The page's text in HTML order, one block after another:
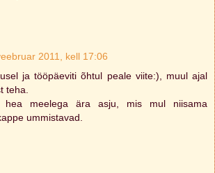
2011, kell 17:06
ja tööpäeviti õhtul peale viite:), muul ajal
teha.
hea meelega ära asju, mis mul niisama
ummistavad.